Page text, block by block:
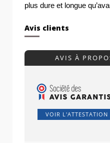
plus dure et longue
Avis clients
AVIS À
VOIR L'ATTESTATION